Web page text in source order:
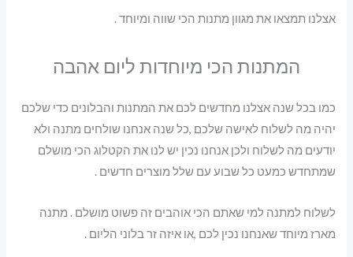
אצלנו תמצאו את מגוון מתנות הכי שווה ומיוחד .
המתנות הכי מיוחדות ליום אהבה
כמו בכל שנה אצלנו מחדשים לכם את המתנות והבלונים כדי שלכם
יהיה מה לשלוח לאישה שלכם ,כל שנה אנחנו שולחים מתנה ולא
יודעים מה לשלוח ולכן אנחנו נכין יש לנו את הקטלוג הכי מושלם
שמתחדש כמעט כל שבוע עם שלל מוצרים חדשים .
לשלוח למתנה למי שאתם הכי אוהבים זה פשוט מושלם . מתנה
מארז מיוחד שאנחנו נכין לכם ,או איזה זר בלוני הליום .